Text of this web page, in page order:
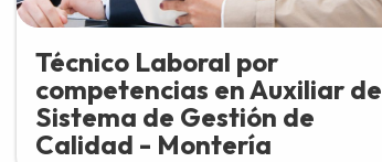
Técnico Laboral por
competencias en Auxiliar de
Sistema de Gestión de
Calidad - Montería